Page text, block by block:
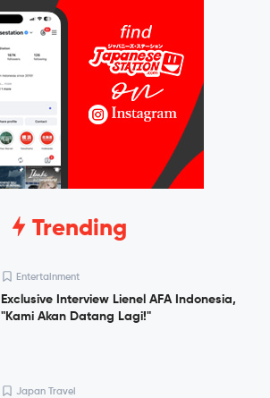
Trending
Entertainment
Exclusive Interview Lienel AFA Indonesia,
"Kami Akan Datang Lagi!"
Japan Travel